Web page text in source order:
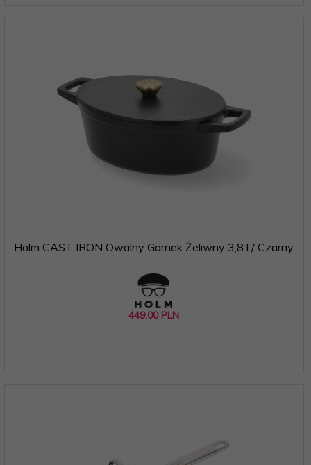
Holm CAST IRON Owalny Garnek Żeliwny 3,8 l / Czarny
449,00 PLN